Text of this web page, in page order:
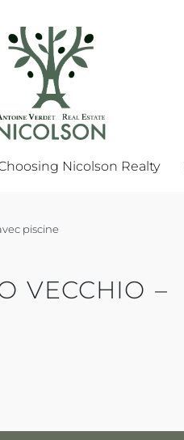
Nicolson Realty
piscine
VECCHIO –